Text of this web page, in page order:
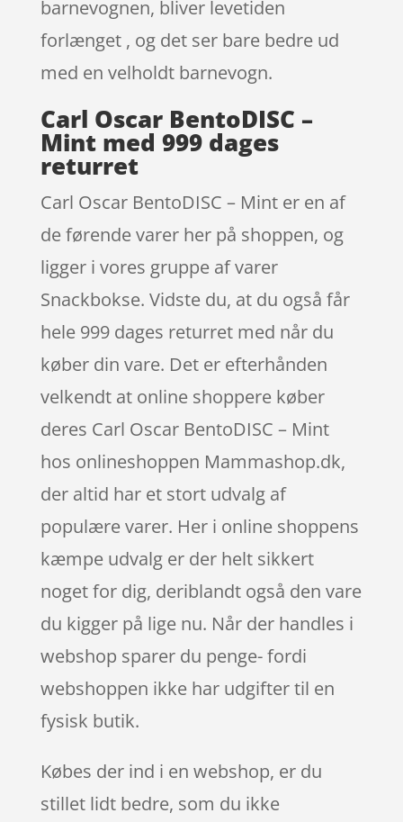
barnevognen, bliver levetiden
forlænget , og det ser bare bedre ud
med en velholdt barnevogn.
Carl Oscar BentoDISC –
Mint med 999 dages
returret
Carl Oscar BentoDISC – Mint er en af
de førende varer her på shoppen, og
ligger i vores gruppe af varer
Snackbokse. Vidste du, at du også får
hele 999 dages returret med når du
køber din vare. Det er efterhånden
velkendt at online shoppere køber
deres Carl Oscar BentoDISC – Mint
hos onlineshoppen Mammashop.dk,
der altid har et stort udvalg af
populære varer. Her i online shoppens
kæmpe udvalg er der helt sikkert
noget for dig, deriblandt også den vare
du kigger på lige nu. Når der handles i
webshop sparer du penge- fordi
webshoppen ikke har udgifter til en
fysisk butik.
Købes der ind i en webshop, er du
stillet lidt bedre, som du ikke